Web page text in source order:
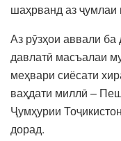
шаҳрванд аз
Аз рӯзҳои аввали ба
давлатӣ масъалаи
меҳвари сиёсати
ваҳдати миллӣ –
Ҷумҳурии
дорад.